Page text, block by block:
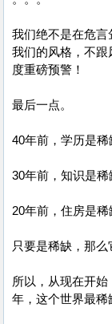
我们绝不是在危
我们的风格，不
度重磅预警！
最后一点。
40年前，学历是稀
30年前，知识是稀
20年前，住房是稀
只要是稀缺，那么
所以，从现在开
年，这个世界最稀